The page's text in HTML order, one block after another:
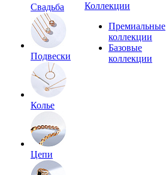
Свадьба
Подвески
Колье
Цепи
Коллекции
Премиальные
коллекции
Базовые
коллекции